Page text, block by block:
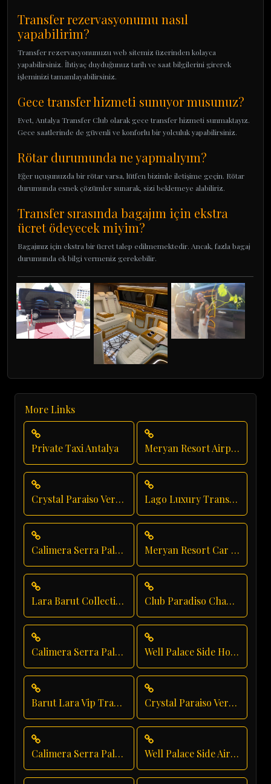
Transfer rezervasyonumu nasıl
yapabilirim?
Transfer rezervasyonunuzu web sitemiz üzerinden kolayca
yapabilirsiniz. İhtiyaç duyduğunuz tarih ve saat bilgilerini girerek
işleminizi tamamlayabilirsiniz.
Gece transfer hizmeti sunuyor musunuz?
Evet, Antalya Transfer Club olarak gece transfer hizmeti sunmaktayız.
Gece saatlerinde de güvenli ve konforlu bir yolculuk yapabilirsiniz.
Rötar durumunda ne yapmalıyım?
Eğer uçuşunuzda bir rötar varsa, lütfen bizimle iletişime geçin. Rötar
durumunda esnek çözümler sunarak, sizi beklemeye alabiliriz.
Transfer sırasında bagajım için ekstra
ücret ödeyecek miyim?
Bagajınız için ekstra bir ücret talep edilmemektedir. Ancak, fazla bagaj
durumunda ek bilgi vermeniz gerekebilir.
More Links
Private Taxi Antalya Meryan Resort Airport Transfer
Crystal Paraiso Verde Luxury Transportation Lago Luxury Transport
Calimera Serra Palace Private Transfer Meryan Resort Car Service
Lara Barut Collection Private Transfer Club Paradiso Chauffeur Service
Calimera Serra Palace Hotel Transfer Well Palace Side Hotel Transfer
Barut Lara Vip Transfer Crystal Paraiso Verde Resort Transfer
Calimera Serra Palace Executive Transfer Well Palace Side Airport Shuttle